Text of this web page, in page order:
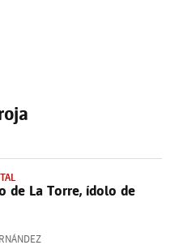
de La Torre, ídolo de